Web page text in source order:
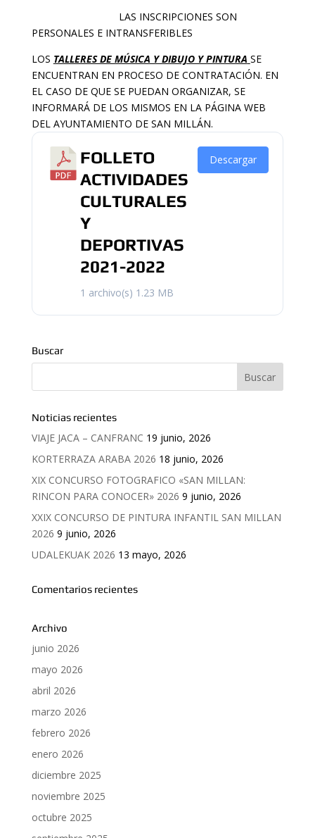
LAS INSCRIPCIONES SON
PERSONALES E INTRANSFERIBLES
LOS TALLERES DE MÚSICA Y DIBUJO Y PINTURA SE
ENCUENTRAN EN PROCESO DE CONTRATACIÓN. EN
EL CASO DE QUE SE PUEDAN ORGANIZAR, SE
INFORMARÁ DE LOS MISMOS EN LA PÁGINA WEB
DEL AYUNTAMIENTO DE SAN MILLÁN.
FOLLETO
ACTIVIDADES
CULTURALES
Y
DEPORTIVAS
2021-2022
1 archivo(s) 1.23 MB
Descargar
Buscar
Noticias recientes
VIAJE JACA – CANFRANC 19 junio, 2026
KORTERRAZA ARABA 2026 18 junio, 2026
XIX CONCURSO FOTOGRAFICO «SAN MILLAN:
RINCON PARA CONOCER» 2026 9 junio, 2026
XXIX CONCURSO DE PINTURA INFANTIL SAN MILLAN
2026 9 junio, 2026
UDALEKUAK 2026 13 mayo, 2026
Comentarios recientes
Archivo
junio 2026
mayo 2026
abril 2026
marzo 2026
febrero 2026
enero 2026
diciembre 2025
noviembre 2025
octubre 2025